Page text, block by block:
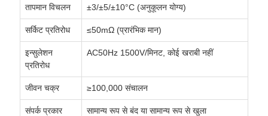
तापमान विचलन ±3/±5/±10°C (अनुकूलन योग्य)
सर्किट प्रतिरोध ≤50mΩ (प्रारंभिक मान)
इन्सुलेशन
प्रतिरोध
AC50Hz 1500V/मिनट, कोई खराबी नहीं
जीवन चक्र ≥100,000 संचालन
संपर्क प्रकार सामान्य रूप से बंद या सामान्य रूप से खुला